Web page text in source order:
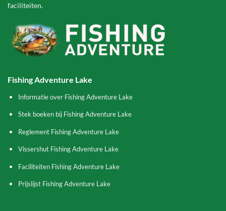
faciliteiten.
Fishing Adventure Lake
Informatie over Fishing Adventure Lake
Stek boeken bij Fishing Adventure Lake
Reglement Fishing Adventure Lake
Vissershut Fishing Adventure Lake
Faciliteiten Fishing Adventure Lake
Prijslijst Fishing Adventure Lake